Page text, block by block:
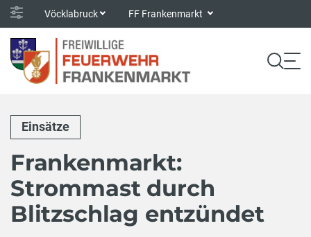
Vöcklabruck FF Frankenmarkt
Einsätze
Frankenmarkt:
Strommast durch
Blitzschlag entzündet